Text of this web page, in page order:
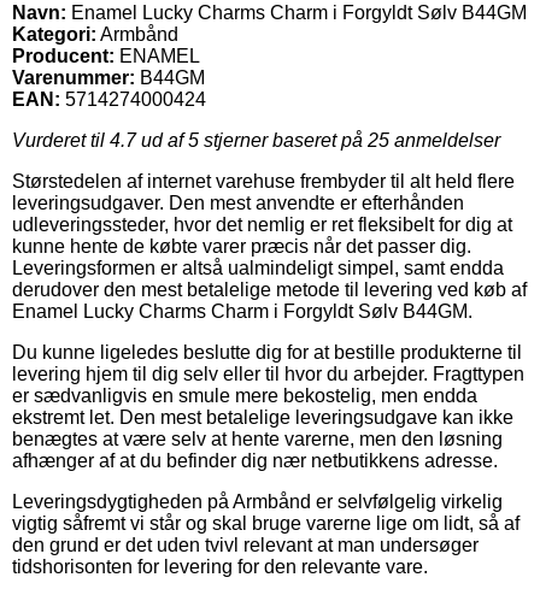
Navn: Enamel Lucky Charms Charm i Forgyldt Sølv B44GM
Kategori: Armbånd
Producent: ENAMEL
Varenummer: B44GM
EAN: 5714274000424
Vurderet til 4.7ud af 5 stjerner baseret på 25 anmeldelser
Størstedelen af internet varehuse frembyder til alt held flere
leveringsudgaver. Den mest anvendte er efterhånden
udleveringssteder, hvor det nemlig er ret fleksibelt for dig at
kunne hente de købte varer præcis når det passer dig.
Leveringsformen er altså ualmindeligt simpel, samt endda
derudover den mest betalelige metode til levering ved køb af
Enamel Lucky Charms Charm i Forgyldt Sølv B44GM.
Du kunne ligeledes beslutte dig for at bestille produkterne til
levering hjem til dig selv eller til hvor du arbejder. Fragttypen
er sædvanligvis en smule mere bekostelig, men endda
ekstremt let. Den mest betalelige leveringsudgave kan ikke
benægtes at være selv at hente varerne, men den løsning
afhænger af at du befinder dig nær netbutikkens adresse.
Leveringsdygtigheden på Armbånd er selvfølgelig virkelig
vigtig såfremt vi står og skal bruge varerne lige om lidt, så af
den grund er det uden tvivl relevant at man undersøger
tidshorisonten for levering for den relevante vare.